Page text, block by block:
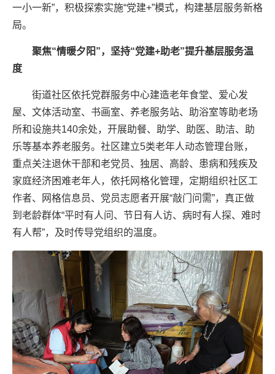
一小一新”，积极探索实施“党建+”模式，构建基层服务新格
局。
聚焦“情暖夕阳”，坚持“党建+助老”提升基层服务温
度
街道社区依托党群服务中心建造老年食堂、爱心发
屋、文体活动室、书画室、养老服务站、助浴室等助老场
所和设施共140余处，开展助餐、助学、助医、助洁、助
乐等基本养老服务。社区建立5类老年人动态管理台账，
重点关注退休干部和老党员、独居、高龄、患病和残疾及
家庭经济困难老年人，依托网格化管理，定期组织社区工
作者、网格信息员、党员志愿者开展“敲门问需”，真正做
到老龄群体“平时有人问、节日有人访、病时有人探、难时
有人帮”，及时传导党组织的温度。